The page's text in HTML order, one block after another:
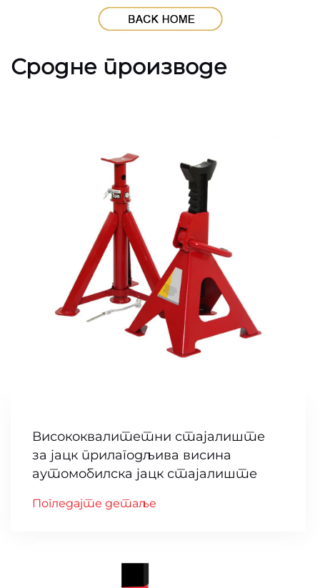
Сродне производе
Висококвалитетни стајалиште
за јацк прилагодљива висина
аутомобилска јацк стајалиште
Погледајте детаље